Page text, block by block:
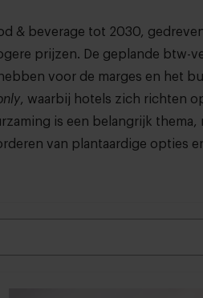
& beverage tot 2030,
prijzen. De geplande btw-
voor de marges en het
, waarbij hotels zich richten
is een belangrijk thema,
van plantaardige opties